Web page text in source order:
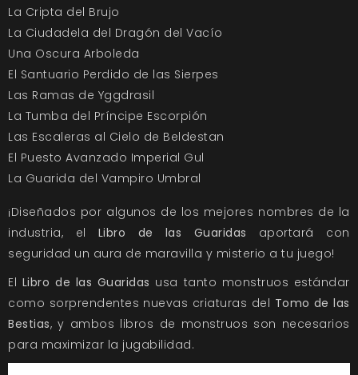
La Cripta del Brujo
La Ciudadela del Dragón del Vacío
Una Oscura Arboleda
El Santuario Perdido de las Sierpes
Las Ramas de Yggdrasil
La Tumba del Príncipe Escorpión
Las Escaleras al Cielo de Beldestan
El Puesto Avanzado Imperial Gul
La Guarida del Vampiro Umbral
¡Diseñados por algunos de los mejores nombres de la
industria, el
Libro de las Guaridas aportará con
seguridad un aura de maravilla y misterio a tu juego!
El Libro de las Guaridas usa tanto monstruos estándar
como sorprendentes nuevas criaturas del Tomo de las
Bestias, y ambos libros de monstruos son necesarios
para maximizar la jugabilidad.